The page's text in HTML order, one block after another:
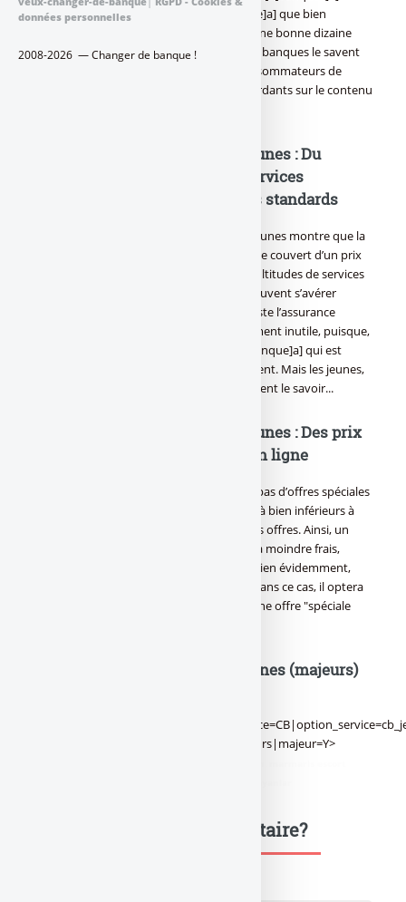
tellement difficile de [a[changer de banque]a] que bien
souvent un jeune restera client pendant une bonne dizaine
d’années de sa première [a[banque]a]. Les banques le savent
bien et tente de séduire au mieux ces consommateurs de
[a[services bancaires]a], souvent peu regardants sur le contenu
Packages bancaires pour les jeunes : Du
marketing avant tout, peu de services
réellement différents des offres standards
L’étude des packages bancaires pour les jeunes montre que la
présentation est surtout marketing. Sous le couvert d’un prix
au semblant réduit, une impression de multitudes de services
semblent être proposé. Or, ces services peuvent s’avérer
totalement inutile. Le meilleur exemple reste l’assurance
paiement pour les achats en ligne, strictement inutile, puisque,
sans vol du code confidentiel, c’est la [a[banque]a] qui est
responsable des transactions, et non le client. Mais les jeunes,
nouveaux clients sans expérience ne peuvent le savoir...
Packages bancaires pour les jeunes : Des prix
supérieurs aux banques 100% en ligne
Les banques 100% en ligne ne proposent pas d’offres spéciales
jeunes. Pourquoi ? Car leurs tarifs sont déjà bien inférieurs à
celui des banques à réseaux proposant ces offres. Ainsi, un
jeune pourra obtenir les mêmes services, à moindre frais,
auprès d’une [a[banque en ligne]a]. Mais bien évidemment,
l’accroche marketing est moins forte, car dans ce cas, il optera
pour l’offre de Mr tout le monde, et non une offre "spéciale
Offres des banques pour les jeunes (majeurs)
des offres bancaires pour les jeunes majeurs|majeur=Y>
Une question, un commentaire?
données personnelles
2008-2026 — Changer de banque !